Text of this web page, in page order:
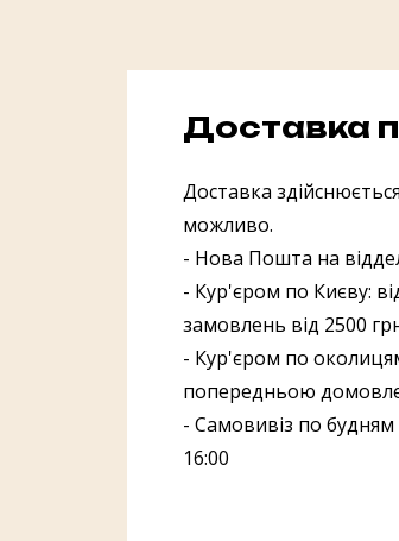
Доставка
Доставка
можливо.
- Нова Пошта на
- Кур'єром по Києву:
замовлень від 2500
- Кур'єром по
попередньою
- Самовивіз по будням
16:00